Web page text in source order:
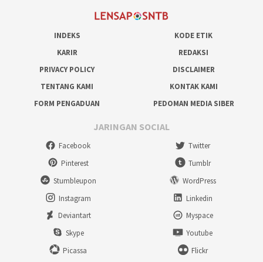
INDEKS
KODE ETIK
KARIR
REDAKSI
PRIVACY POLICY
DISCLAIMER
TENTANG KAMI
KONTAK KAMI
FORM PENGADUAN
PEDOMAN MEDIA SIBER
JARINGAN SOCIAL
Facebook
Twitter
Pinterest
Tumblr
Stumbleupon
WordPress
Instagram
Linkedin
Deviantart
Myspace
Skype
Youtube
Picassa
Flickr